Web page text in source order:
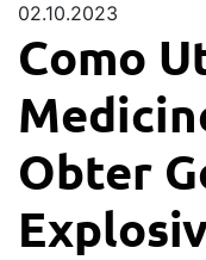
02.10.2023
Como
Obter